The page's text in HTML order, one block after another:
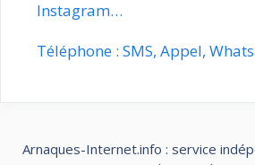
Instagram…
Téléphone : SMS, Appel,
Arnaques-Internet.info : service